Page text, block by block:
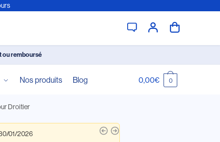
ou remboursé
Nos produits Blog 0,00€ 0
Droitier
01/2026